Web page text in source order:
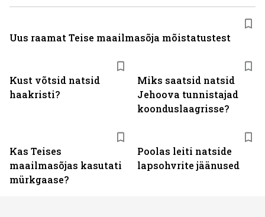
Kust võtsid natsid
haakristi?
Miks saatsid natsid
Jehoova tunnistajad
koonduslaagrisse?
Kas Teises
maailmasõjas kasutati
mürkgaase?
Poolas leiti natside
lapsohvrite jäänused
Uus raamat Teise maailmasõja mõistatustest